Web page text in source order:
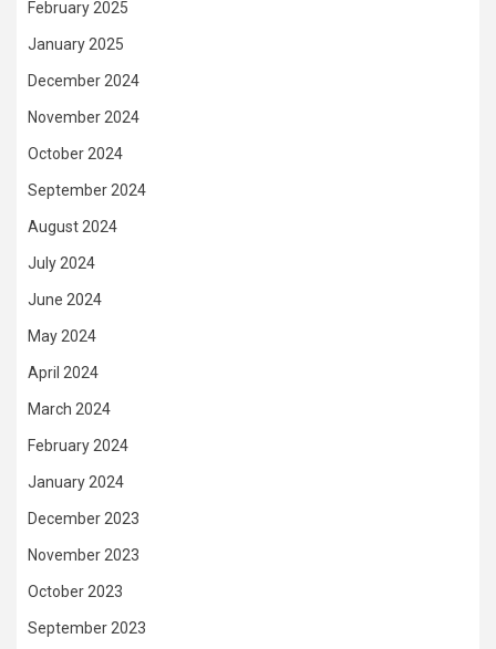
February 2025
January 2025
December 2024
November 2024
October 2024
September 2024
August 2024
July 2024
June 2024
May 2024
April 2024
March 2024
February 2024
January 2024
December 2023
November 2023
October 2023
September 2023